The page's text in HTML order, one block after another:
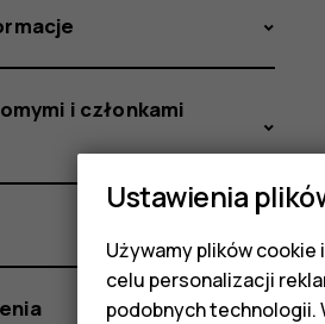
i członkami
Ustawienia
Używamy plików
celu personalizacji
podobnych technologii.